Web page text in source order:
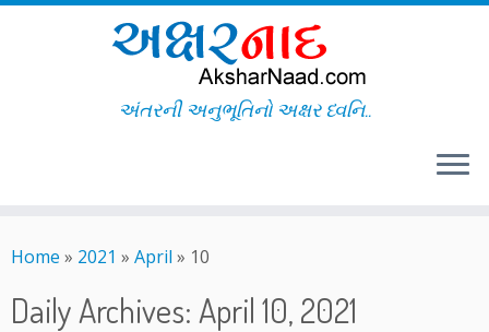
to
અંતરની અનુભૂતિનો અક્ષર ધ્વનિ..
Home » 2021 » April » 10
Daily Archives: April 10, 2021